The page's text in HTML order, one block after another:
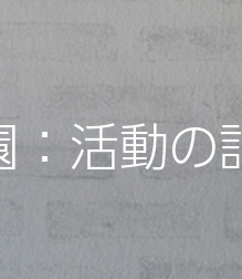
活動の